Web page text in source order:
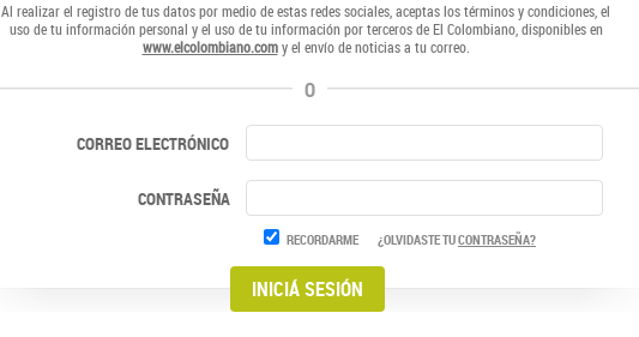
Al realizar el registro de tus datos por medio de estas redes sociales, aceptas los términos y condiciones, el
uso de tu información personal y el uso de tu información por terceros de El Colombiano, disponibles en
www.elcolombiano.comy el envío de noticias a tu correo.
O
CORREO ELECTRÓNICO
CONTRASEÑA
RECORDARME ¿OLVIDASTE TUCONTRASEÑA?